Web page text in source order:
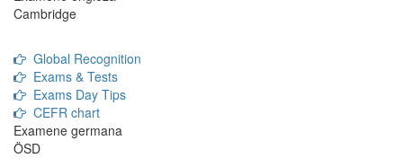
Cambridge
Global Recognition
Exams & Tests
Exams Day Tips
CEFR chart
Examene germana
ÖSD